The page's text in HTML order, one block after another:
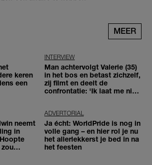
MEER
keren
een
INTERVIEW
Man achtervolgt Valerie (35)
in het bos en betast zichzelf,
zij filmt en deelt de
confrontatie: 'Ik laat me niet
neemt
in
ADVERTORIAL
Ja écht: WorldPride is nog in
volle gang – en hier rol je nu
het allerlekkerst je bed in na
het feesten